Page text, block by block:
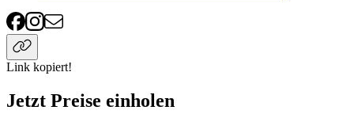
Link kopiert!
Jetzt Preise einholen